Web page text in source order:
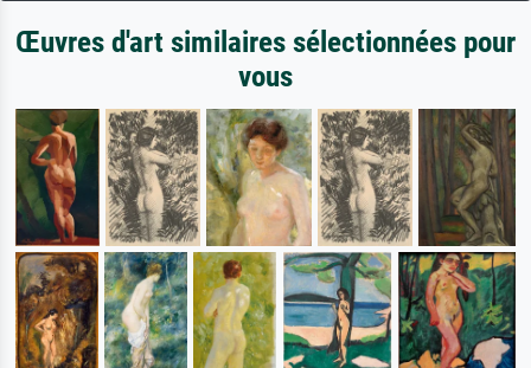
Œuvres d'art similaires sélectionnées pour
vous